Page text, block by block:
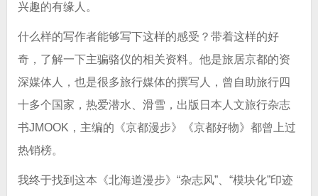
兴趣的有缘人。
什么样的写作者能够写下这样的感受？带着这样的好
奇，了解一下主骗骆仪的相关资料。他是旅居京都的资
深媒体人，也是很多旅行媒体的撰写人，曾自助旅行四
十多个国家，热爱潜水、滑雪，出版日本人文旅行杂志
书JMOOK，主编的《京都漫步》《京都好物》都曾上过
热销榜。
我终于找到这本《北海道漫步》“杂志风”、“模块化”印迹